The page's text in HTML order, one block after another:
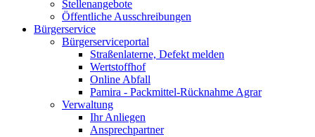
Stellenangebote
Öffentliche Ausschreibungen
Bürgerservice
Bürgerserviceportal
Straßenlaterne, Defekt melden
Wertstoffhof
Online Abfall
Pamira - Packmittel-Rücknahme Agrar
Verwaltung
Ihr Anliegen
Ansprechpartner